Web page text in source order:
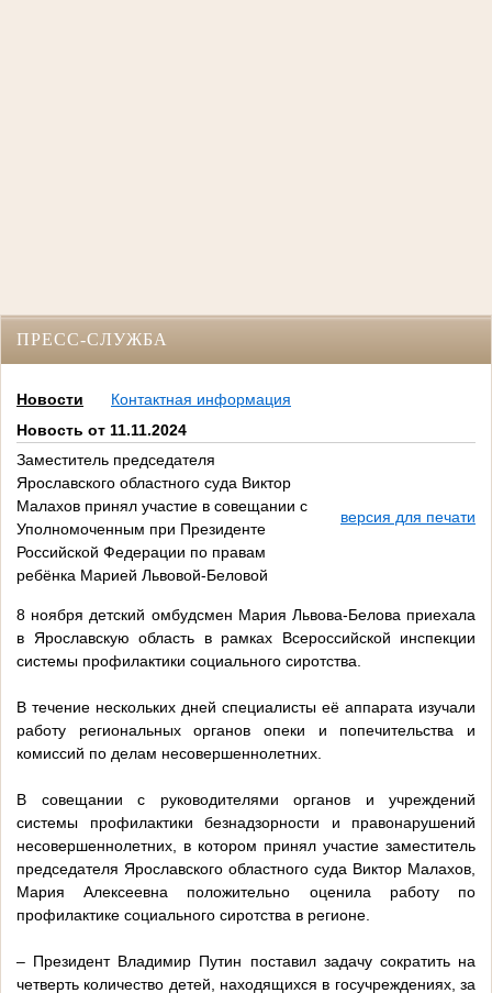
ПРЕСС-СЛУЖБА
Новости
Контактная информация
Новость от 11.11.2024
Заместитель председателя
Ярославского областного суда Виктор
Малахов принял участие в совещании с
Уполномоченным при Президенте
Российской Федерации по правам
ребёнка Марией Львовой-Беловой
версия для печати
8 ноября детский омбудсмен Мария Львова-Белова приехала
в Ярославскую область в рамках Всероссийской инспекции
системы профилактики социального сиротства.
В течение нескольких дней специалисты её аппарата изучали
работу региональных органов опеки и попечительства и
комиссий по делам несовершеннолетних.
В совещании с руководителями органов и учреждений
системы профилактики безнадзорности и правонарушений
несовершеннолетних, в котором принял участие заместитель
председателя Ярославского областного суда Виктор Малахов,
Мария Алексеевна положительно оценила работу по
профилактике социального сиротства в регионе.
– Президент Владимир Путин поставил задачу сократить на
четверть количество детей, находящихся в госучреждениях, за